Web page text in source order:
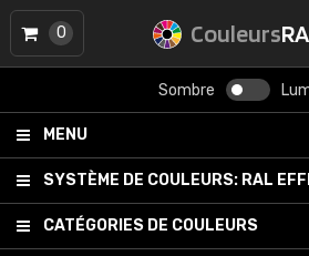
Couleurs
Sombre
MENU
SYSTÈME DE COULEURS: RAL
CATÉGORIES DE COULEURS
0